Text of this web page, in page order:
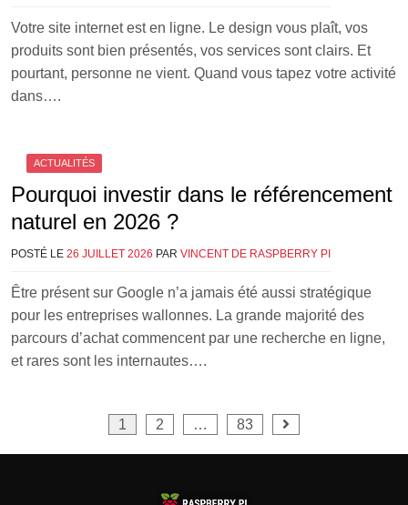
Votre site internet est en ligne. Le design vous plaît, vos
produits sont bien présentés, vos services sont clairs. Et
pourtant, personne ne vient. Quand vous tapez votre activité
dans….
ACTUALITÉS
Pourquoi investir dans le référencement
naturel en 2026 ?
POSTÉ LE 26 JUILLET 2026 PAR VINCENT DE RASPBERRY PI
Être présent sur Google n’a jamais été aussi stratégique
pour les entreprises wallonnes. La grande majorité des
parcours d’achat commencent par une recherche en ligne,
et rares sont les internautes….
des
1 2 … 83